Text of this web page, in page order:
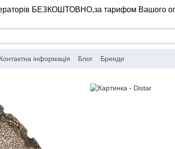
БЕЗКОШТОВНО,за тарифом Вашого
Контактна інформація Блог Бренди